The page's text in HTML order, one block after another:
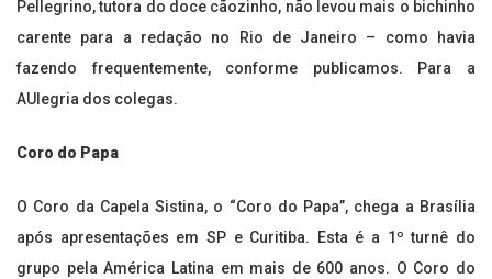
Pellegrino, tutora do doce cãozinho, não levou mais o bichinho
carente para a redação no Rio de Janeiro – como havia
fazendo frequentemente, conforme publicamos. Para a
AUlegria dos colegas.
Coro do Papa
O Coro da Capela Sistina, o “Coro do Papa”, chega a Brasília
após apresentações em SP e Curitiba. Esta é a 1º turnê do
grupo pela América Latina em mais de 600 anos. O Coro do